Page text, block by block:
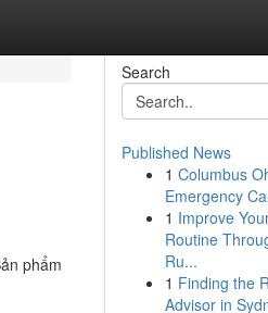
phẩm
Search
Published News
1 Columbus
Emergency
1 Improve
Routine
Ru...
1 Finding the
Advisor in